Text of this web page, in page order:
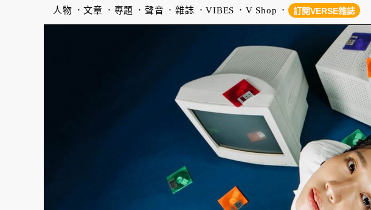
人物 文章 專題 聲音 雜誌 VIBES V Shop 訂閱VERSE雜誌